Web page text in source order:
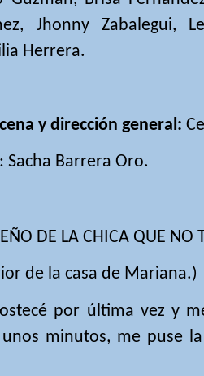
Jhonny Zabalegui,
Herrera.
y dirección general:
: Sacha Barrera Oro.
DE LA CHICA QUE
de la casa de Mariana.)
por última vez y
minutos, me puse